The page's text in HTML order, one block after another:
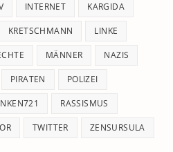
INTERNET KARGIDA
KRETSCHMANN LINKE
MÄNNER NAZIS
PIRATEN POLIZEI
RASSISMUS
TWITTER ZENSURSULA